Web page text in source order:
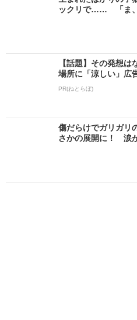
ックリで…… 「ま
【話題】その発想
場所に「涼しい」広
PR(ねとらぼ)
傷だらけでガリガリ
さかの展開に！ 涙